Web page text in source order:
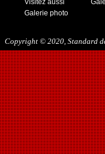
25/02/2017
29/04/2017
21/10/2017
06/01/2018
13/01/2018
03/02/2018
10/03/2018
05/05/2018
15/08/2018
12/01/2019
27/07/2019
17/08/2019
Galerie photo
Copyright © 2020, Standard